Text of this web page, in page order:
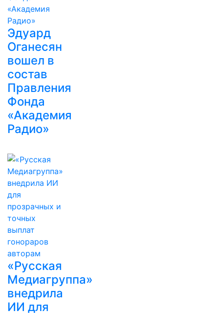
Эдуард
Оганесян
вошел в
состав
Правления
Фонда
«Академия
Радио»
«Русская
Медиагруппа»
внедрила
ИИ для